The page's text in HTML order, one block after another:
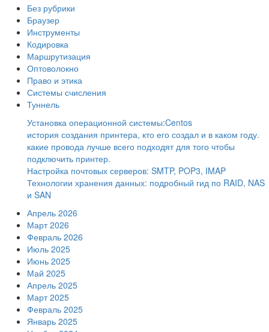
Без рубрики
Браузер
Инструменты
Кодировка
Маршрутизация
Оптоволокно
Право и этика
Системы счисления
Туннель
Установка операционной системы:Centos
история создания принтера, кто его создал и в каком году.
какие провода лучше всего подходят для того чтобы
подключить принтер.
Настройка почтовых серверов: SMTP, POP3, IMAP
Технологии хранения данных: подробный гид по RAID, NAS
и SAN
Апрель 2026
Март 2026
Февраль 2026
Июль 2025
Июнь 2025
Май 2025
Апрель 2025
Март 2025
Февраль 2025
Январь 2025